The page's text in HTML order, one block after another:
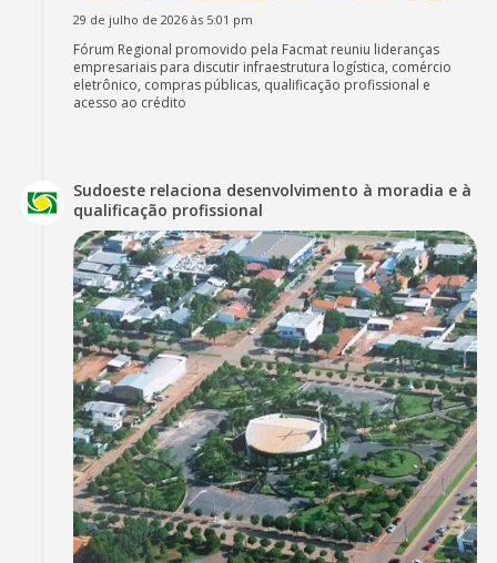
29 de julho de 2026 às 5:01 pm
Fórum Regional promovido pela Facmat reuniu lideranças
empresariais para discutir infraestrutura logística, comércio
eletrônico, compras públicas, qualificação profissional e
acesso ao crédito
Sudoeste relaciona desenvolvimento à moradia e à
qualificação profissional